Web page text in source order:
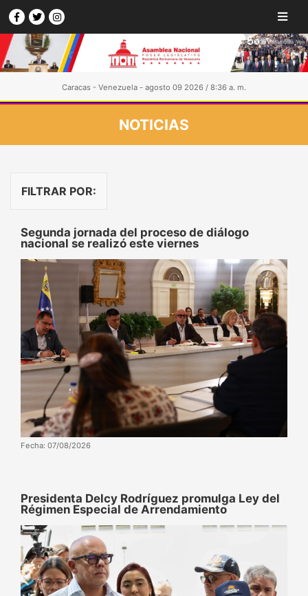
Caracas - Venezuela - agosto 09 2026 / 8:36 a. m.
NOTICIAS
FILTRAR POR:
Segunda jornada del proceso de diálogo
nacional se realizó este viernes
Fecha: 07/08/2026
Presidenta Delcy Rodríguez promulga Ley del
Régimen Especial de Arrendamiento